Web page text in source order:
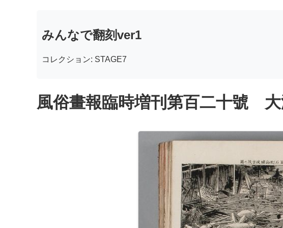
みんなで翻刻ver1
コレクション: STAGE7
風俗畫報臨時増刊第百二十號